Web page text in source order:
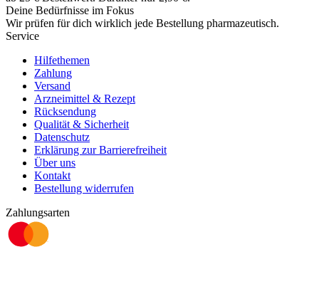
Deine Bedürfnisse im Fokus
Wir prüfen für dich wirklich jede Bestellung pharmazeutisch.
Service
Hilfethemen
Zahlung
Versand
Arzneimittel & Rezept
Rücksendung
Qualität & Sicherheit
Datenschutz
Erklärung zur Barrierefreiheit
Über uns
Kontakt
Bestellung widerrufen
Zahlungsarten